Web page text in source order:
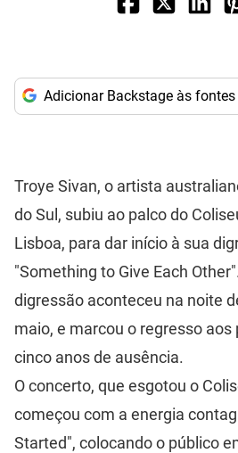
Adicionar Backstage às
Troye Sivan, o artista
do Sul, subiu ao palco do
Lisboa, para dar início à sua
"Something to Give Each
digressão aconteceu na noite
maio, e marcou o regresso aos
cinco anos de ausência.
O concerto, que esgotou o
começou com a energia
Started", colocando o público